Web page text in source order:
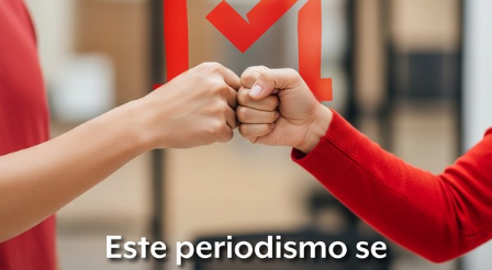
Laura Athié
, quien arrancó el proyecto de los nuevos
materiales que actualmente no han sido pagados “fue
Directora General Adjunta de Materiales Educativos de la
SEP de febrero de 2013 y hasta junio de 2014”
hablar con Animal Político sobre el tema.
Desde su salida hubo diversos cambios en la Dirección.
Actualmente el director general adjunto es Ernesto
López Orendain y
quien está a cargo de resolver el tema
de los adeudos es Edgar Tafolla Castrejón , director de
Administración de Recursos.